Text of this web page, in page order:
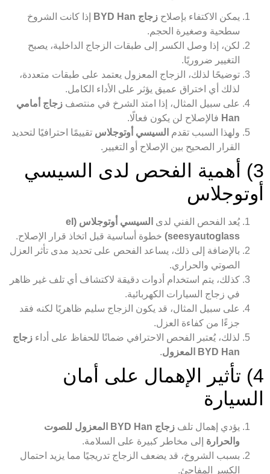
يمكن الاكتفاء بإصلاح زجاج BYD Han
إذا كانت الشروخ
سطحية وصغيرة الحجم.
لكن، إذا وصل الكسر إلى طبقات الزجاج الداخلية، يصبح
التغيير ضروريًا.
توضيحًا لذلك، الزجاج المعزول يعتمد على طبقات متعددة،
لذلك أي اختراق عميق يؤثر على الأداء الكامل.
على سبيل المثال، إذا امتد الشرخ في منتصف زجاج أمامي
Han فالإصلاح لن يكون فعالًا.
ولهذا السبب تقدم السيسي أوتوجلاس تقييمًا احترافيًا لتحديد
القرار الصحيح بين الإصلاح أو التغيير.
3) أهمية الفحص لدى السيسي
أوتوجلاس
يُعد الفحص الفني لدى
السيسي أوتوجلاس (el
seesyautoglass) خطوة أساسية قبل اتخاذ قرار الإصلاح.
بالإضافة إلى ذلك، يساعد الفحص على تحديد مدى تأثر العزل
الصوتي والحراري.
كذلك، يتم استخدام أدوات دقيقة لاكتشاف أي تلف غير ظاهر
في زجاج السيارات الكهربائية.
على سبيل المثال، قد يكون الزجاج سليم ظاهريًا لكنه فقد
جزءًا من كفاءة العزل.
لذلك، يُعتبر الفحص الاحترافي ضمانًا للحفاظ على أداء زجاج
BYD Han المعزول
.
4) تأثير الإهمال على أمان
السيارة
يؤدي إهمال تلف
زجاج BYD Han المعزول للصوت
والحرارة إلى مخاطر كبيرة على السلامة.
بسبب الشروخ، قد يضعف الزجاج تدريجيًا مما يزيد احتمال
الكسر المفاجئ.